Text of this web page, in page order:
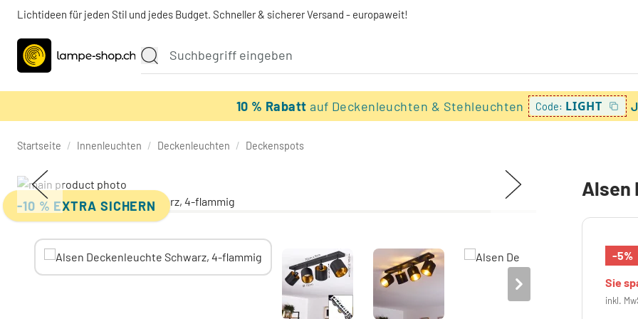
Lichtideen für jeden Stil und jedes Budget. Schneller & sicherer Versand - europaweit!
10 % Rabattauf Deckenleuchten & Stehleuchten Code: LIGHT
Startseite / Innenleuchten / Deckenleuchten / Deckenspots
-10 % EXTRA SICHERN
Alsen
-5%
Sie
inkl.